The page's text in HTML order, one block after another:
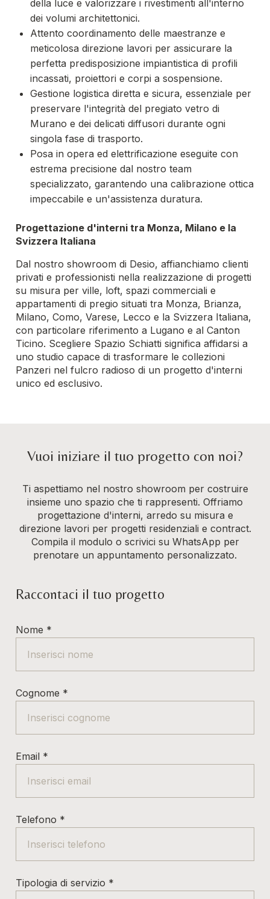
della luce e valorizzare i rivestimenti all'interno
dei volumi architettonici.
Attento coordinamento delle maestranze e
meticolosa direzione lavori per assicurare la
perfetta predisposizione impiantistica di profili
incassati, proiettori e corpi a sospensione.
Gestione logistica diretta e sicura, essenziale per
preservare l'integrità del pregiato vetro di
Murano e dei delicati diffusori durante ogni
singola fase di trasporto.
Posa in opera ed elettrificazione eseguite con
estrema precisione dal nostro team
specializzato, garantendo una calibrazione ottica
impeccabile e un'assistenza duratura.
Progettazione d'interni tra Monza, Milano e la
Svizzera Italiana
Dal nostro showroom di Desio, affianchiamo clienti
privati e professionisti nella realizzazione di progetti
su misura per ville, loft, spazi commerciali e
appartamenti di pregio situati tra Monza, Brianza,
Milano, Como, Varese, Lecco e la Svizzera Italiana,
con particolare riferimento a Lugano e al Canton
Ticino. Scegliere Spazio Schiatti significa affidarsi a
uno studio capace di trasformare le collezioni
Panzeri nel fulcro radioso di un progetto d'interni
unico ed esclusivo.
Vuoi iniziare il tuo progetto con noi?
Ti aspettiamo nel nostro showroom per costruire
insieme uno spazio che ti rappresenti. Offriamo
progettazione d'interni, arredo su misura e
direzione lavori per progetti residenziali e contract.
Compila il modulo o scrivici su WhatsApp per
prenotare un appuntamento personalizzato.
Raccontaci il tuo progetto
Nome *
Cognome *
Email *
Telefono *
Tipologia di servizio *